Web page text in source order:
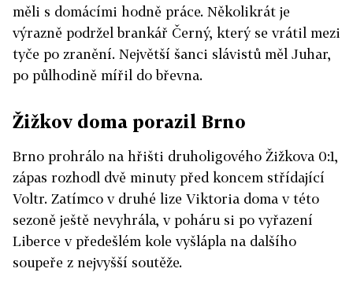
měli s domácími hodně práce. Několikrát je
výrazně podržel brankář Černý, který se vrátil mezi
tyče po zranění. Největší šanci slávistů měl Juhar,
po půlhodině mířil do břevna.
Žižkov doma porazil Brno
Brno prohrálo na hřišti druholigového Žižkova 0:1,
zápas rozhodl dvě minuty před koncem střídající
Voltr. Zatímco v druhé lize Viktoria doma v této
sezoně ještě nevyhrála, v poháru si po vyřazení
Liberce v předešlém kole vyšlápla na dalšího
soupeře z nejvyšší soutěže.